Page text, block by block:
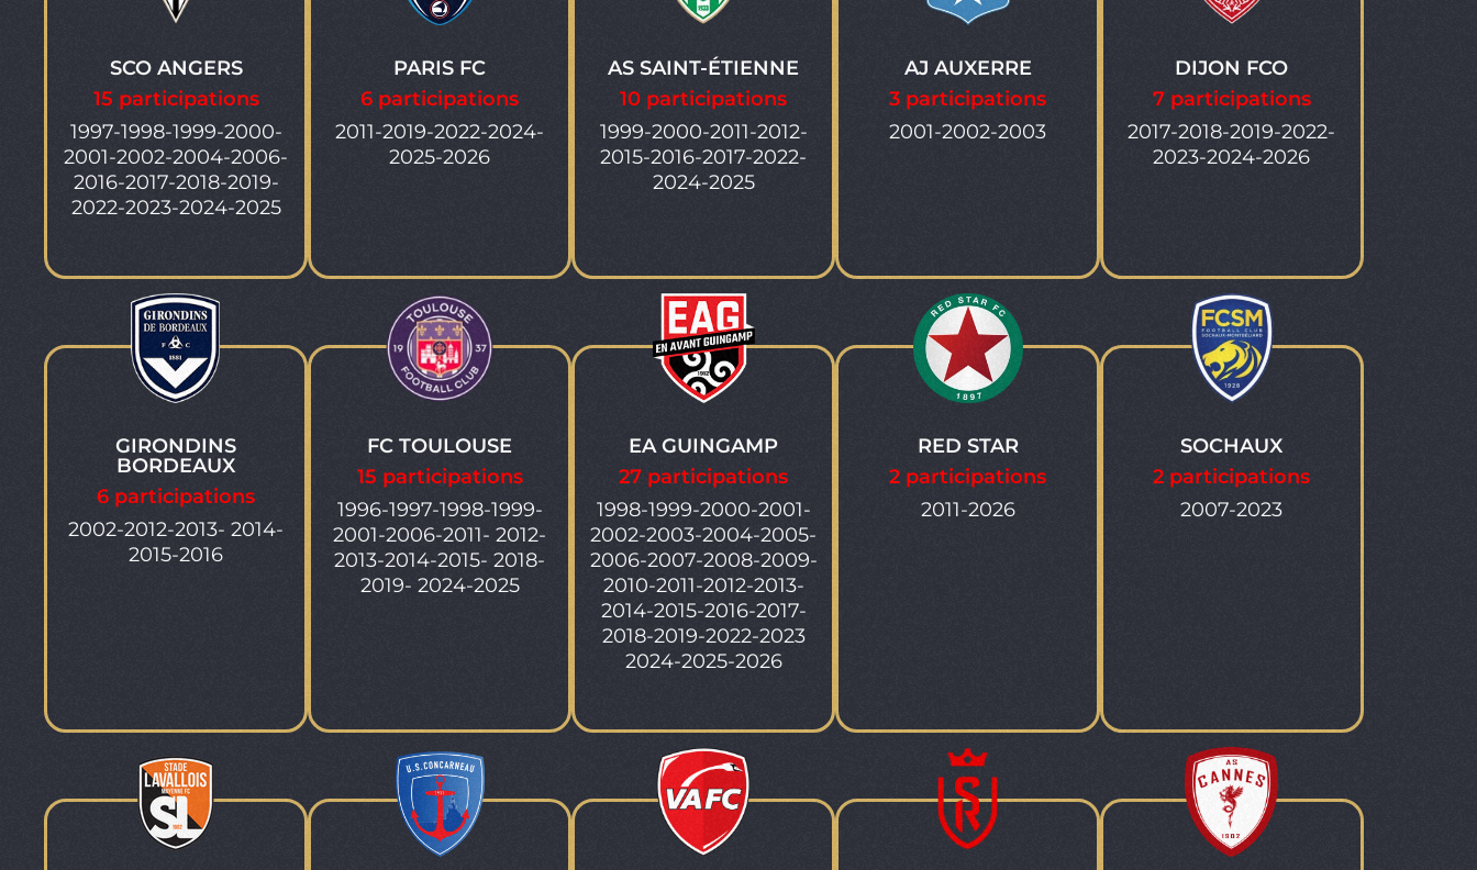
SCO ANGERS
15 participations
1997-1998-1999-2000-
2001-2002-2004-2006-
2016-2017-2018-2019-
2022-2023-2024-2025
PARIS FC
6 participations
2011-2019-2022-2024-
2025-2026
AS SAINT-ÉTIENNE
10 participations
1999-2000-2011-2012-
2015-2016-2017-2022-
2024-2025
AJ AUXERRE
3 participations
2001-2002-2003
DIJON FCO
7 participations
2017-2018-2019-2022-
2023-2024-2026
GIRONDINS
BORDEAUX
6 participations
2002-2012-2013- 2014-
2015-2016
FC TOULOUSE
15 participations
1996-1997-1998-1999-
2001-2006-2011- 2012-
2013-2014-2015- 2018-
2019- 2024-2025
EA GUINGAMP
27 participations
1998-1999-2000-2001-
2002-2003-2004-2005-
2006-2007-2008-2009-
2010-2011-2012-2013-
2014-2015-2016-2017-
2018-2019-2022-2023
2024-2025-2026
RED STAR
2 participations
2011-2026
SOCHAUX
2 participations
2007-2023